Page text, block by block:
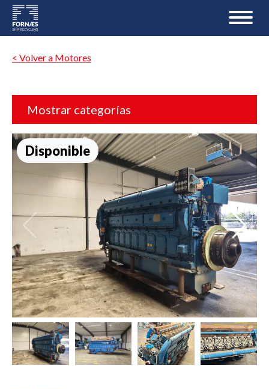
< Volver a Motores
Mostrar categorías
Disponible